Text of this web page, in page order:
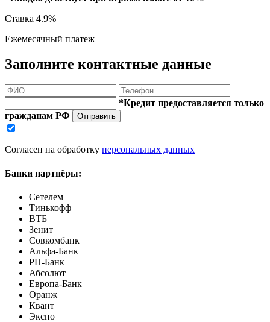
Ставка 4.9%
Ежемесячный платеж
Заполните контактные данные
*Кредит предоставляется только
гражданам РФ
Отправить
Согласен на обработку персональных данных
Банки партнёры:
Сетелем
Тинькофф
ВТБ
Зенит
Совкомбанк
Альфа-Банк
РН-Банк
Абсолют
Европа-Банк
Оранж
Квант
Экспо